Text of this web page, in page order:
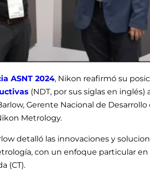
ASNT 2024, Nikon reafirmó su
(NDT, por sus siglas en inglés)
Gerente Nacional de Desarrollo
Metrology.
detalló las innovaciones y
con un enfoque particular en
(CT).